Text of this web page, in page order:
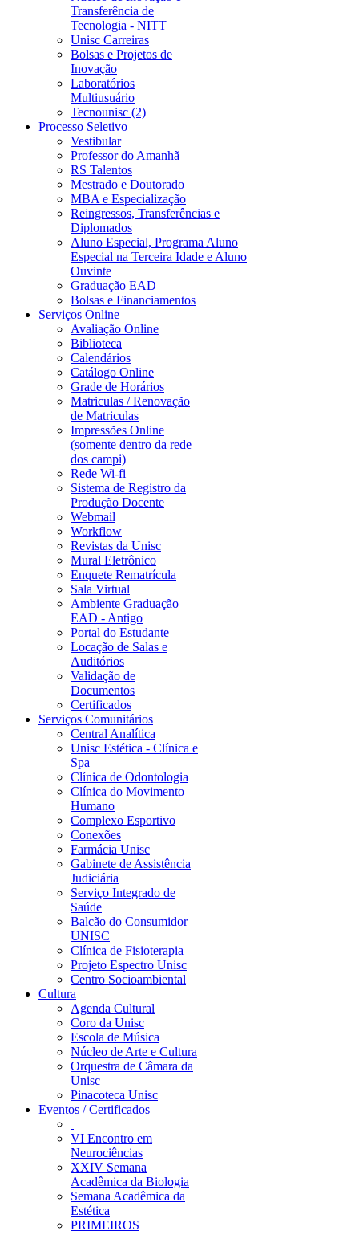
Transferência de
Tecnologia - NITT
Unisc Carreiras
Bolsas e Projetos de
Inovação
Laboratórios
Multiusuário
Tecnounisc (2)
Processo Seletivo
Vestibular
Professor do Amanhã
RS Talentos
Mestrado e Doutorado
MBA e Especialização
Reingressos, Transferências e
Diplomados
Aluno Especial, Programa Aluno
Especial na Terceira Idade e Aluno
Ouvinte
Graduação EAD
Bolsas e Financiamentos
Serviços Online
Avaliação Online
Biblioteca
Calendários
Catálogo Online
Grade de Horários
Matriculas / Renovação
de Matriculas
Impressões Online
(somente dentro da rede
dos campi)
Rede Wi-fi
Sistema de Registro da
Produção Docente
Webmail
Workflow
Revistas da Unisc
Mural Eletrônico
Enquete Rematrícula
Sala Virtual
Ambiente Graduação
EAD - Antigo
Portal do Estudante
Locação de Salas e
Auditórios
Validação de
Documentos
Certificados
Serviços Comunitários
Central Analítica
Unisc Estética - Clínica e
Spa
Clínica de Odontologia
Clínica do Movimento
Humano
Complexo Esportivo
Conexões
Farmácia Unisc
Gabinete de Assistência
Judiciária
Serviço Integrado de
Saúde
Balcão do Consumidor
UNISC
Clínica de Fisioterapia
Projeto Espectro Unisc
Centro Socioambiental
Cultura
Agenda Cultural
Coro da Unisc
Escola de Música
Núcleo de Arte e Cultura
Orquestra de Câmara da
Unisc
Pinacoteca Unisc
Eventos / Certificados
VI Encontro em
Neurociências
XXIV Semana
Acadêmica da Biologia
Semana Acadêmica da
Estética
PRIMEIROS